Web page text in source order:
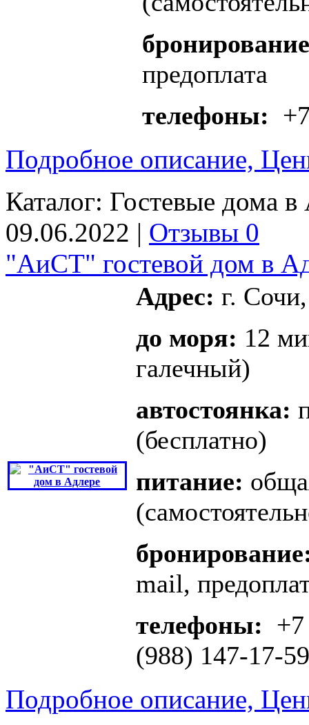
предоплата
телефоны:
Подробное описание,
Каталог: Гостевые дома в
09.06.2022 | Отзывы 0
"АиСТ" гостевой дом в
Адрес: г.
до моря: 12
галечный)
автостоянка:
(бесплатно)
питание:
mail,
телефоны:
(988) 147-17-59
Подробное описание,